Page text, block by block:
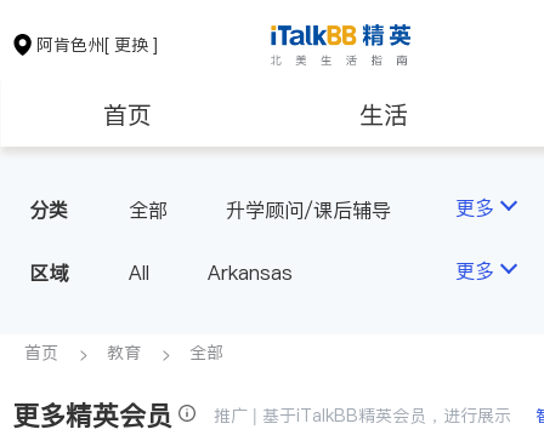
阿肯色州[ 更换 ]
首页 生活
房地产租售
教育
非盈利组织
分类 全部 升学顾问/课后辅导 更多
区域 All Arkansas 更多
首页 教育 全部
更多精英会员 推广 | 基于iTalkBB精英会员，进行展示